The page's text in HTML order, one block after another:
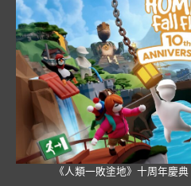
《人類一敗塗地》十周年慶